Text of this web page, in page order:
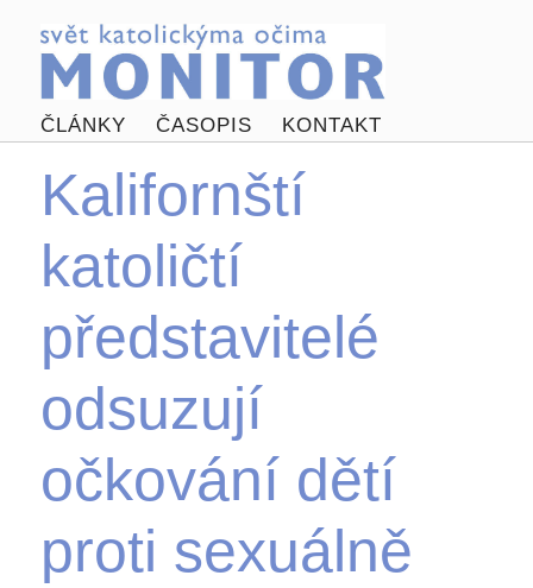
ČLÁNKY ČASOPIS KONTAKT
Kalifornští
katoličtí
představitelé
odsuzují
očkování dětí
proti sexuálně